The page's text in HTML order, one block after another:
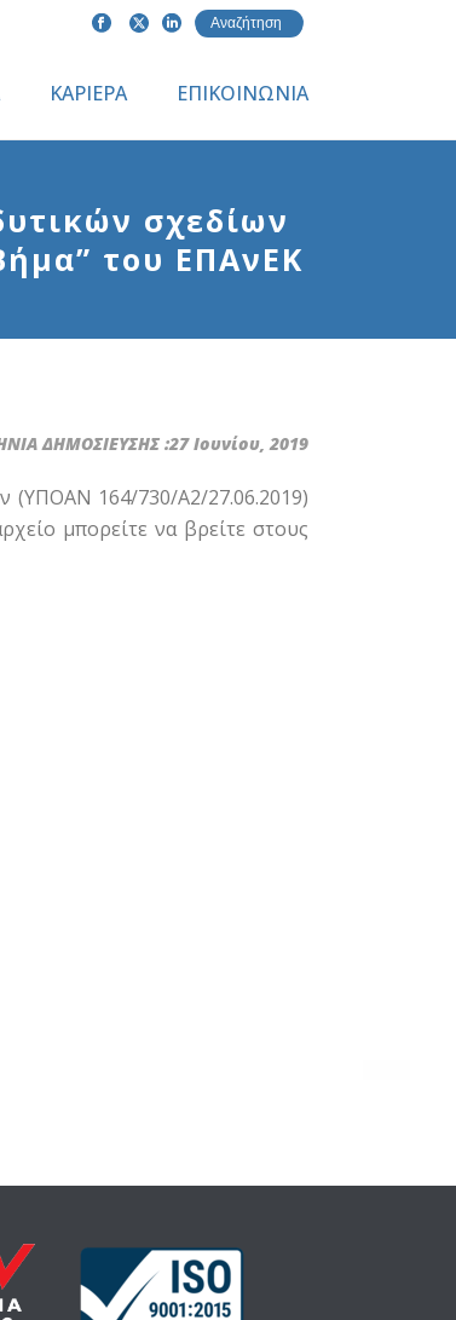
ΚΑΡΙΕΡΑ ΕΠΙΚΟΙΝΩΝΙΑ
σχεδίων
του ΕΠΑνΕΚ
ΔΗΜΟΣΙΕΥΣΗΣ :27 Ιουνίου, 2019
(ΥΠΟΑΝ 164/730/Α2/27.06.2019)
μπορείτε να βρείτε στους